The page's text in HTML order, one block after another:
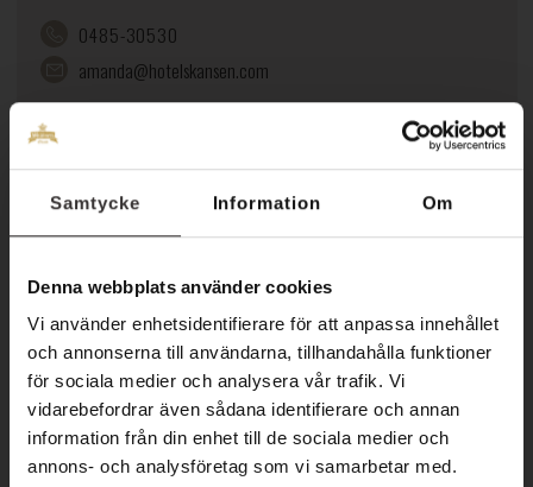
Samtycke Information Om
Denna webbplats använder cookies
Vi använder enhetsidentifierare för att anpassa innehållet
och annonserna till användarna, tillhandahålla funktioner
för sociala medier och analysera vår trafik. Vi
vidarebefordrar även sådana identifierare och annan
information från din enhet till de sociala medier och
annons- och analysföretag som vi samarbetar med.
0485-30530
amanda@hotelskansen.com
BRÖLLOP PÅ
ÖLAND